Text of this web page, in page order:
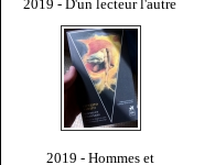
2019 - D'un lecteur l'autre
2019 - Hommes et